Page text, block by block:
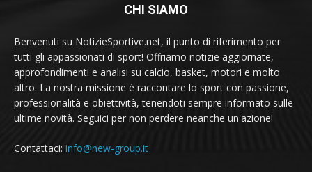
CHI SIAMO
Benvenuti su NotizieSportive.net, il punto di riferimento per
tutti gli appassionati di sport! Offriamo notizie aggiornate,
approfondimenti e analisi su calcio, basket, motori e molto
altro. La nostra missione è raccontare lo sport con passione,
professionalità e obiettività, tenendoti sempre informato sulle
ultime novità. Seguici per non perdere neanche un'azione!
Contattaci: info@new-group.it